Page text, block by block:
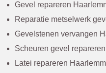
Gevel repareren
Reparatie metselwerk
Gevelstenen vervangen
Scheuren gevel
Latei repareren